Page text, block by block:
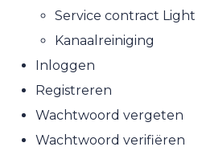
Service contract Light
Kanaalreiniging
Inloggen
Registreren
Wachtwoord vergeten
Wachtwoord verifiëren